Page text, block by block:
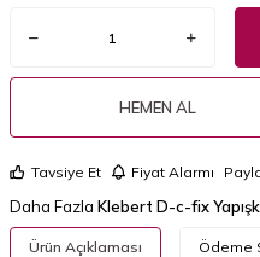
HEMEN AL
Tavsiye Et Fiyat Alarmı
Daha Fazla Klebert D-c-fix
Ürün Açıklaması Ödeme